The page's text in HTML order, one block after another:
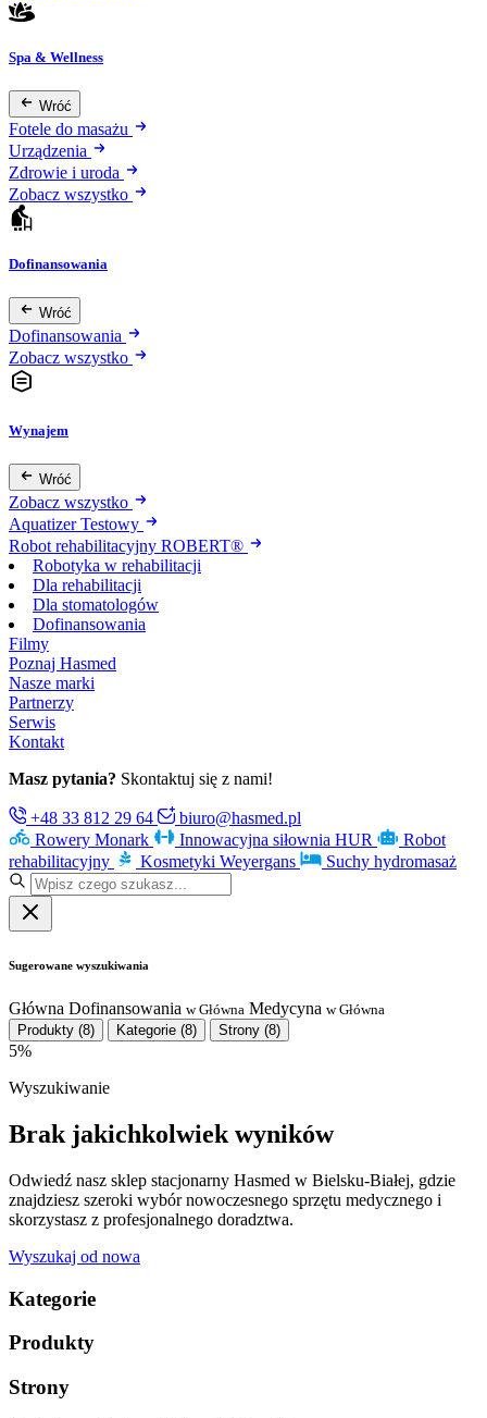
Spa & Wellness
Wróć
Fotele do masażu
Urządzenia
Zdrowie i uroda
Zobacz wszystko
Dofinansowania
Wróć
Dofinansowania
Zobacz wszystko
Wynajem
Wróć
Zobacz wszystko
Aquatizer Testowy
Robot rehabilitacyjny ROBERT®
Robotyka w rehabilitacji
Dla rehabilitacji
Dla stomatologów
Dofinansowania
Filmy
Poznaj Hasmed
Nasze marki
Partnerzy
Serwis
Kontakt
Masz pytania? Skontaktuj się z nami!
+48 33 812 29 64
biuro@hasmed.pl
Rowery Monark
Innowacyjna siłownia HUR
Robot
rehabilitacyjny
Kosmetyki Weyergans Suchy hydromasaż
Sugerowane wyszukiwania
Główna Dofinansowania w Główna Medycyna w Główna
Produkty (8) Kategorie (8) Strony (8)
5%
Wyszukiwanie
Brak jakichkolwiek wyników
Odwiedź nasz sklep stacjonarny Hasmed w Bielsku-Białej, gdzie
znajdziesz szeroki wybór nowoczesnego sprzętu medycznego i
skorzystasz z profesjonalnego doradztwa.
Wyszukaj od nowa
Kategorie
Produkty
Strony